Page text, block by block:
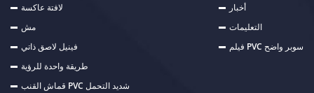
لافتة عاكسة
مش
فينيل لاصق ذاتي
طريقة واحدة للرؤية
قماش القنب PVC شديد التحمل
أخبار
التعليمات
فيلم PVC سوبر واضح